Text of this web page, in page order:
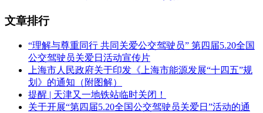
文章排行
“理解与尊重同行 共同关爱公交驾驶员” 第四届5.20全国
公交驾驶员关爱日活动宣传片
上海市人民政府关于印发《上海市能源发展“十四五”规
划》的通知（附图解）
提醒 | 天津又一地铁站临时关闭！
关于开展“第四届5.20全国公交驾驶员关爱日”活动的通